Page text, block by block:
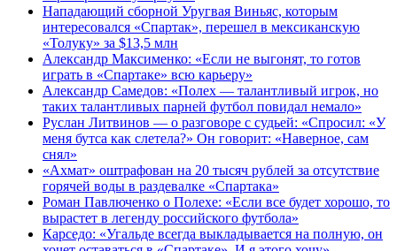
Нападающий сборной Уругвая Виньяс, которым
интересовался «Спартак», перешел в мексиканскую
«Толуку» за $13,5 млн
Александр Максименко: «Если не выгонят, то готов
играть в «Спартаке» всю карьеру»
Александр Самедов: «Полех — талантливый игрок, но
таких талантливых парней футбол повидал немало»
Руслан Литвинов — о разговоре с судьей: «Спросил: «У
меня бутса как слетела?» Он говорит: «Наверное, сам
снял»
«Ахмат» оштрафован на 20 тысяч рублей за отсутствие
горячей воды в раздевалке «Спартака»
Роман Павлюченко о Полехе: «Если все будет хорошо, то
вырастет в легенду российского футбола»
Карседо: «Угальде всегда выкладывается на полную, он